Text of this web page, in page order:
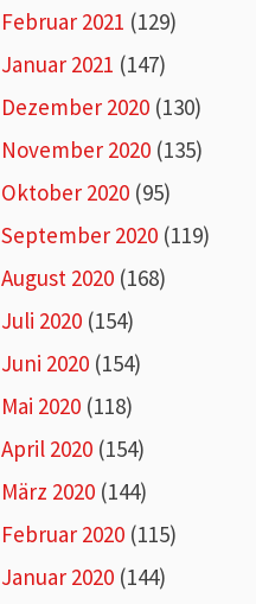
Februar 2021 (129)
Januar 2021 (147)
Dezember 2020 (130)
November 2020 (135)
Oktober 2020 (95)
September 2020 (119)
August 2020 (168)
Juli 2020 (154)
Juni 2020 (154)
Mai 2020 (118)
April 2020 (154)
März 2020 (144)
Februar 2020 (115)
Januar 2020 (144)